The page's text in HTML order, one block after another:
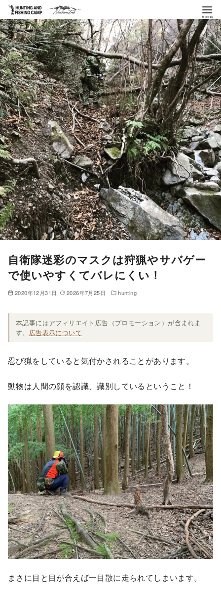
コ
ン
テ
ン
ツ
へ
移
動
自衛隊迷彩のマスクは狩猟やサバゲー
で使いやすくてバレにくい！
2020年12月31日 2026年7月25日 hunting
本記事にはアフィリエイト広告（プロモーション）が含まれま
す。 広告表示について
忍び猟をしていると気付かされることがあります。
動物は人間の顔を認識、識別しているということ！
まさに目と目が合えば一目散に走られてしまいます。